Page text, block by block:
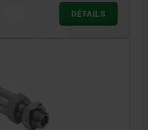
DÉTAILS